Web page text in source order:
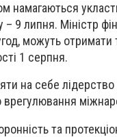
намагаються
– 9 липня. Міністр
можуть
1 серпня.
на себе
врегулювання
та